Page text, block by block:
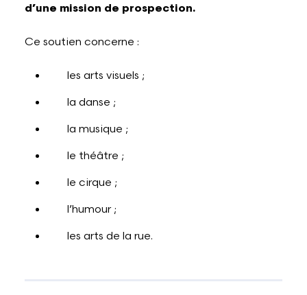
d’une mission de prospection.
Ce soutien concerne :
les arts visuels ;
la danse ;
la musique ;
le théâtre ;
le cirque ;
l’humour ;
les arts de la rue.